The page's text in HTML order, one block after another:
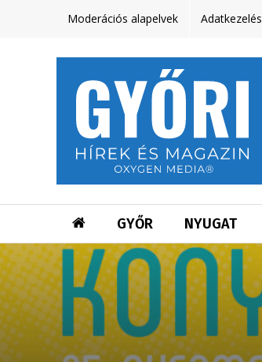
Moderációs alapelvek
GYŐR NYUGAT